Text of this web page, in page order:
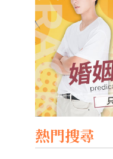
熱門搜尋